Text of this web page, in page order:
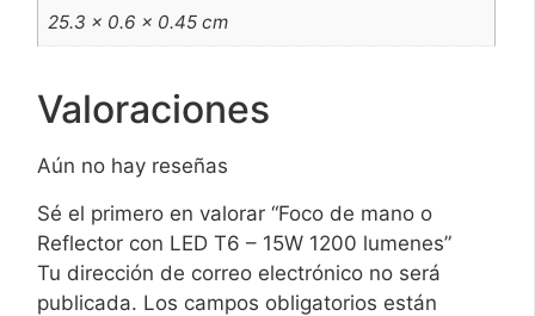
25.3 × 0.6 × 0.45 cm
Valoraciones
Aún no hay reseñas
Sé el primero en valorar “Foco de mano o
Reflector con LED T6 – 15W 1200 lumenes”
Tu dirección de correo electrónico no será
publicada. Los campos obligatorios están